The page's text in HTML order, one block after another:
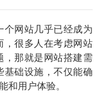
网站几乎已经成为
很多人在考虑网站
那就是网站搭建需
础设施，不仅能确
用户体验。